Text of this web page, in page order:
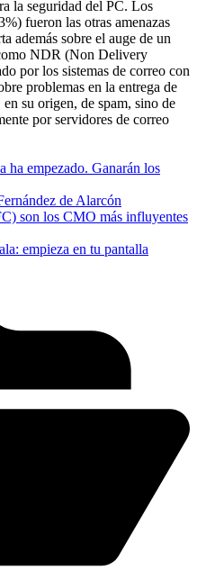
la seguridad del PC. Los
fueron las otras amenazas
además sobre el auge de un
NDR (Non Delivery
por los sistemas de correo con
problemas en la entrega de
su origen, de spam, sino de
por servidores de correo
ha empezado. Ganarán los
de Alarcón
son los CMO más influyentes
empieza en tu pantalla